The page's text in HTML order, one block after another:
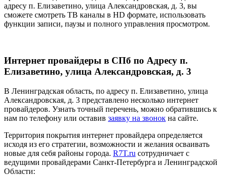
адресу п. Елизаветино, улица Александровская, д. 3, вы
сможете смотреть ТВ каналы в HD формате, использовать
функции записи, паузы и полного управления просмотром.
Интернет провайдеры в СПб по Адресу п.
Елизаветино, улица Александровская, д. 3
В Ленинградская область, по адресу п. Елизаветино, улица
Александровская, д. 3 представлено несколько интернет
провайдеров. Узнать точный перечень, можно обратившись к
нам по телефону или оставив заявку на звонок на сайте.
Территория покрытия интернет провайдера определяется
исходя из его стратегии, возможности и желания осваивать
новые для себя районы города. R7T.ru сотрудничает с
ведущими провайдерами Санкт-Петербурга и Ленинградской
Области: